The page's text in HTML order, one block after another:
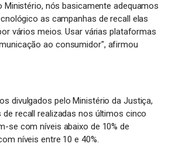
Ministério, nós basicamente adequamos
as campanhas de recall elas
vários meios. Usar várias plataformas
ao consumidor", afirmou
divulgados pelo Ministério da Justiça,
de recall realizadas nos últimos cinco
se com níveis abaixo de 10% de
níveis entre 10 e 40%.